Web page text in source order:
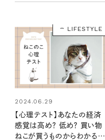
LIFESTYLE
2024.06.29
【心理テスト】あなたの経済
感覚は高め？ 低め？ 買い物
ねこが買うものからわかるニ